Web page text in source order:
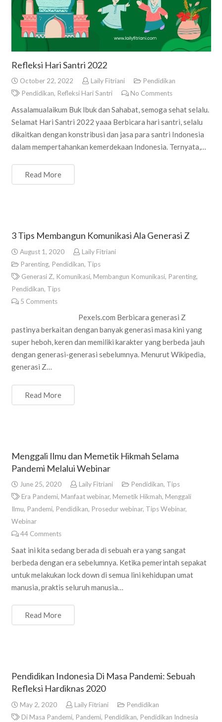
Refleksi Hari Santri 2022
October 22, 2022 Laily Fitriani
Pendidikan
Pendidikan, Refleksi Hari Santri No Comments
Assalamualaikum Buk Ibuk dan Sahabat, semoga sehat selalu.
Selamat Hari Santri 2022 yaaa Berbicara hari santri, selalu
dikaitkan dengan konstribusi dan jasa para santri Indonesia
dalam mempertahankan kemerdekaan Indonesia. Ternyata,…
Read More
3 Tips Membangun Komunikasi Ala Generasi Z
August 1, 2020
Laily Fitriani
Parenting, Pendidikan, Tips
Generasi Z, Komunikasi, Membangun Komunikasi, Parenting,
Pendidikan, Tips
5 Comments
Pexels.com Berbicara generasi Z
pastinya berkaitan dengan banyak generasi masa kini yang
super heboh, keren dan memiliki karakter yang berbeda jauh
dengan generasi-generasi sebelumnya. Menurut Wikipedia,
generasi Z…
Read More
Menggali Ilmu dan Memetik Hikmah Selama
Pandemi Melalui Webinar
June 25, 2020 Laily Fitriani Pendidikan, Tips
Era Pandemi, Manfaat webinar, Memetik Hikmah, Menggali
Ilmu, Pandemi, Pendidikan, Prosedur webinar, Tips Webinar,
Webinar
44 Comments
Saat ini kita sedang berada di sebuah era yang sangat
berbeda dengan era sebelumnya. Ketika pemerintah sepakat
untuk melakukan lock down di semua lini kehidupan umat
manusia, praktis seluruh manusia…
Read More
Pendidikan Indonesia Di Masa Pandemi: Sebuah
Refleksi Hardiknas 2020
May 2, 2020 Laily Fitriani
Pendidikan
Di Masa Pandemi, Pandemi, Pendidikan, Pendidikan Indnesia